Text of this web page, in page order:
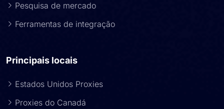
Pesquisa de mercado
Ferramentas de integração
Principais locais
Estados Unidos Proxies
Proxies do Canadá